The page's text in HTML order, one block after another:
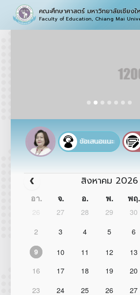
คณะศึกษาศาสตร์ มหาวิทยาลัยเชียงใ
Faculty of Education, Chiang Mai
ข้อเสนอแนะ
สิงหาคม 2026
อา. จ. อ. พ. พฤ.
26 27 28 29 30
2
3 4 5 6
9 10 11 12 13
16
17 18 19 20
23
24 25 26 27